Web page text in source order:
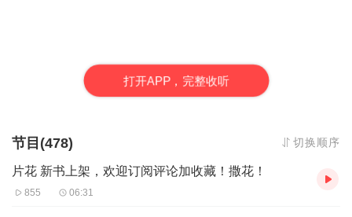
打开APP，完整收听
节目(478) 切换顺序
片花 新书上架，欢迎订阅评论加收藏！撒花！
855 06:31